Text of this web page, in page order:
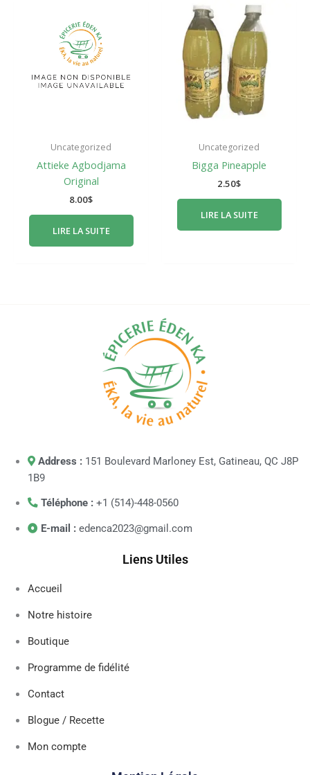
Uncategorized
Attieke Agbodjama
Original
8.00$
LIRE LA SUITE
Uncategorized
Bigga Pineapple
2.50$
LIRE LA SUITE
Address : 151 Boulevard Marloney Est, Gatineau, QC J8P
1B9
Téléphone : +1 (514)-448-0560
E-mail : edenca2023@gmail.com
Liens Utiles
Accueil
Notre histoire
Boutique
Programme de fidélité
Contact
Blogue / Recette
Mon compte